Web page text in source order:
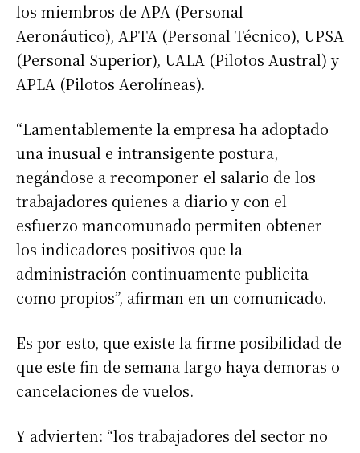
los miembros de APA (Personal
Aeronáutico), APTA (Personal Técnico), UPSA
(Personal Superior), UALA (Pilotos Austral) y
APLA (Pilotos Aerolíneas).
“Lamentablemente la empresa ha adoptado
una inusual e intransigente postura,
negándose a recomponer el salario de los
trabajadores quienes a diario y con el
esfuerzo mancomunado permiten obtener
los indicadores positivos que la
administración continuamente publicita
como propios”, afirman en un comunicado.
Es por esto, que existe la firme posibilidad de
que este fin de semana largo haya demoras o
cancelaciones de vuelos.
Y advierten: “los trabajadores del sector no